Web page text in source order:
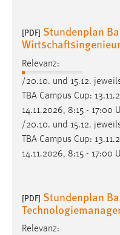
[PDF] Stundenplan
Relevanz:
/20.10. und 15.12.
TBA Campus Cup:
14.11.2026, 8:15 - 17:00
/20.10. und 15.12.
TBA Campus Cup:
14.11.2026, 8:15 - 17:00
[PDF] Stundenplan
Relevanz: